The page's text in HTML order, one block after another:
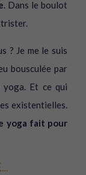
. Dans le boulot
? Je me le suis
bousculée par
yoga. Et ce qui
existentielles.
yoga fait pour